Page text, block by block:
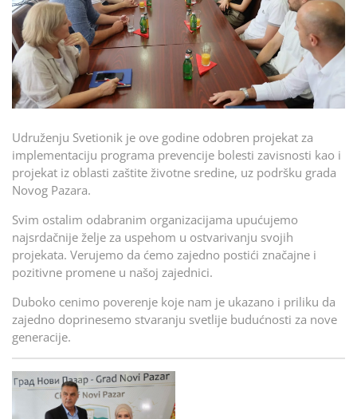
Udruženju Svetionik je ove godine odobren projekat za
implementaciju programa prevencije bolesti zavisnosti kao i
projekat iz oblasti zaštite životne sredine, uz podršku grada
Novog Pazara.
Svim ostalim odabranim organizacijama upućujemo
najsrdačnije želje za uspehom u ostvarivanju svojih
projekata. Verujemo da ćemo zajedno postići značajne i
pozitivne promene u našoj zajednici.
Duboko cenimo poverenje koje nam je ukazano i priliku da
zajedno doprinesemo stvaranju svetlije budućnosti za nove
generacije.